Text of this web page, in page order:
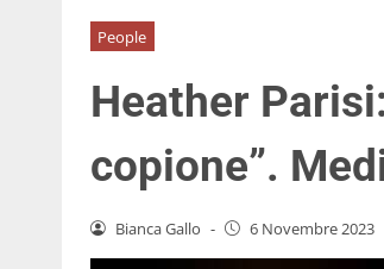
People
Heather
copione”.
Bianca Gallo - 6 Novembre 2023